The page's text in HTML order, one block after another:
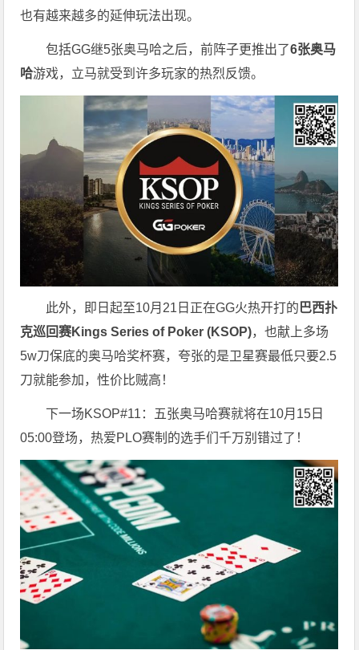
也有越来越多的延伸玩法出现。
包括GG继5张奥马哈之后，前阵子更推出了6张奥马
哈游戏，立马就受到许多玩家的热烈反馈。
此外，即日起至10月21日正在GG火热开打的 巴西扑
克巡回赛Kings Series of Poker (KSOP)，也献上多场
5w刀保底的奥马哈奖杯赛，夸张的是卫星赛最低只要2.5
刀就能参加，性价比贼高！
下一场KSOP#11：五张奥马哈赛就将在10月15日
05:00登场，热爱PLO赛制的选手们千万别错过了！